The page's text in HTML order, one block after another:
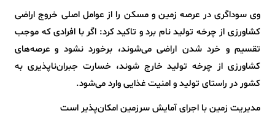
وی سوداگری در عرصه زمین و مسکن را از عوامل اصلی خروج اراضی
کشاورزی از چرخه تولید نام برد و تاکید کرد: اگر با افرادی که موجب
تقسیم و خرد شدن اراضی می‌شوند، برخورد نشود و عرصه‌های
کشاورزی از چرخه تولید خارج شوند، خسارت جبران‌ناپذیری به
کشور در راستای تولید و امنیت غذایی وارد می‌شود.
مدیریت زمین با اجرای آمایش سرزمین امکان‌پذیر است